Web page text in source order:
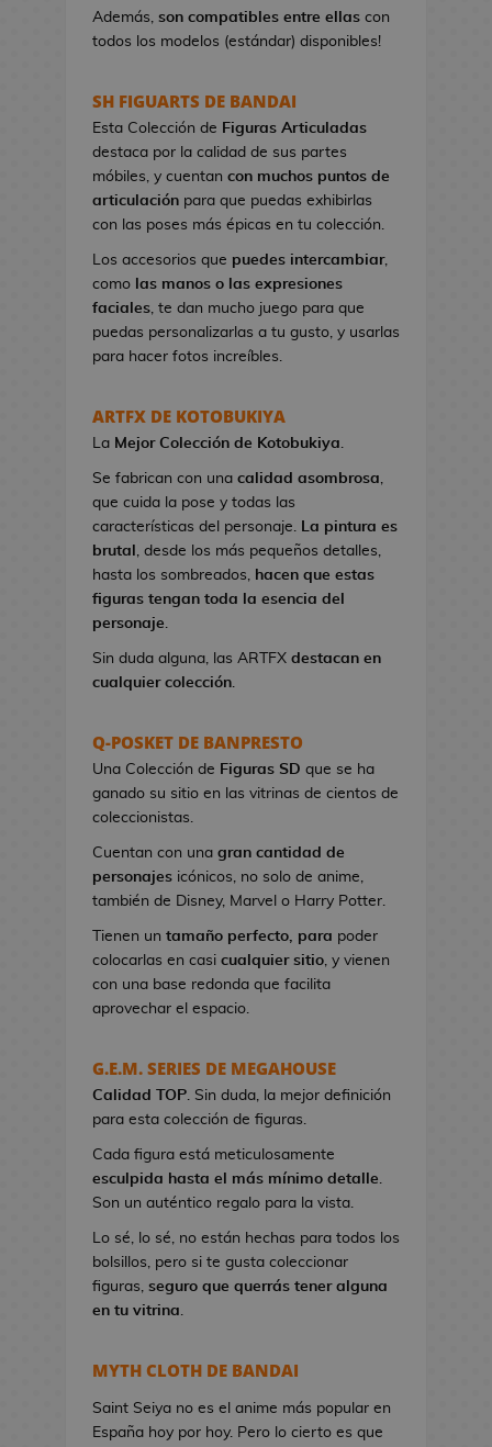
j
u
o
s
P
i
n
e
s
d
e
V
e
o
g
o
e
c
s
d
e
V
o
e
g
o
n
d
o
s
d
Además, son compatibles entre ellas con
todos los modelos (estándar) disponibles!
SH FIGUARTS DE BANDAI
Esta Colección de Figuras Articuladas
destaca por la calidad de sus partes
móbiles, y cuentan con muchos puntos de
articulación para que puedas exhibirlas
con las poses más épicas en tu colección.
Los accesorios que puedes intercambiar,
como las manos o las expresiones
faciales, te dan mucho juego para que
puedas personalizarlas a tu gusto, y usarlas
para hacer fotos increíbles.
ARTFX DE KOTOBUKIYA
La Mejor Colección de Kotobukiya.
Se fabrican con una calidad asombrosa,
que cuida la pose y todas las
características del personaje. La pintura es
brutal , desde los más pequeños detalles,
hasta los sombreados, hacen que estas
figuras tengan toda la esencia del
personaje.
Sin duda alguna, las ARTFX destacan en
cualquier colección.
Q-POSKET DE BANPRESTO
Una Colección de Figuras SD que se ha
ganado su sitio en las vitrinas de cientos de
coleccionistas.
Cuentan con una gran cantidad de
personajes icónicos, no solo de anime,
también de Disney, Marvel o Harry Potter.
Tienen un tamaño perfecto, para poder
colocarlas en casi cualquier sitio, y vienen
con una base redonda que facilita
aprovechar el espacio.
G.E.M. SERIES DE MEGAHOUSE
Calidad TOP. Sin duda, la mejor definición
para esta colección de figuras.
Cada figura está meticulosamente
esculpida hasta el más mínimo detalle.
Son un auténtico regalo para la vista.
Lo sé, lo sé, no están hechas para todos los
bolsillos, pero si te gusta coleccionar
figuras, seguro que querrás tener alguna
en tu vitrina.
MYTH CLOTH DE BANDAI
Saint Seiya no es el anime más popular en
España hoy por hoy. Pero lo cierto es que